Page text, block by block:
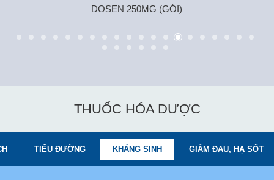
DOSEN 250MG (GÓI)
THUỐC HÓA DƯỢC
TIỂU ĐƯỜNG KHÁNG SINH GIẢM ĐAU, HẠ SỐT